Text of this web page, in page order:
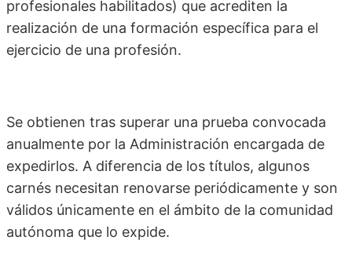
profesionales habilitados) que acrediten la
realización de una formación específica para el
ejercicio de una profesión.
Se obtienen tras superar una prueba convocada
anualmente por la Administración encargada de
expedirlos. A diferencia de los títulos, algunos
carnés necesitan renovarse periódicamente y son
válidos únicamente en el ámbito de la comunidad
autónoma que lo expide.